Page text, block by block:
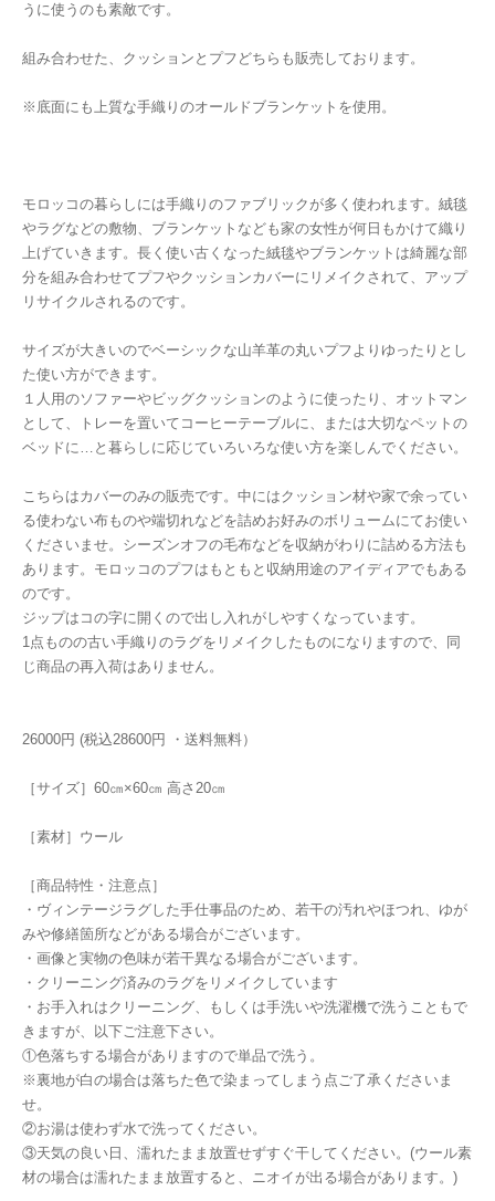
うに使うのも素敵です。
組み合わせた、クッションとプフどちらも販売しております。
※底面にも上質な手織りのオールドブランケットを使用。
モロッコの暮らしには手織りのファブリックが多く使われます。絨毯
やラグなどの敷物、ブランケットなども家の女性が何日もかけて織り
上げていきます。長く使い古くなった絨毯やブランケットは綺麗な部
分を組み合わせてプフやクッションカバーにリメイクされて、アップ
リサイクルされるのです。
サイズが大きいのでベーシックな山羊革の丸いプフよりゆったりとし
た使い方ができます。
１人用のソファーやビッグクッションのように使ったり、オットマン
として、トレーを置いてコーヒーテーブルに、または大切なペットの
ベッドに…と暮らしに応じていろいろな使い方を楽しんでください。
こちらはカバーのみの販売です。中にはクッション材や家で余ってい
る使わない布ものや端切れなどを詰めお好みのボリュームにてお使い
くださいませ。シーズンオフの毛布などを収納がわりに詰める方法も
あります。モロッコのプフはもともと収納用途のアイディアでもある
のです。
ジップはコの字に開くので出し入れがしやすくなっています。
1点ものの古い手織りのラグをリメイクしたものになりますので、同
じ商品の再入荷はありません。
26000円 (税込28600円 ・送料無料）
［サイズ］60㎝×60㎝ 高さ20㎝
［素材］ウール
［商品特性・注意点］
・ヴィンテージラグした手仕事品のため、若干の汚れやほつれ、ゆが
みや修繕箇所などがある場合がございます。
・画像と実物の色味が若干異なる場合がございます。
・クリーニング済みのラグをリメイクしています
・お手入れはクリーニング、もしくは手洗いや洗濯機で洗うこともで
きますが、以下ご注意下さい。
①色落ちする場合がありますので単品で洗う。
※裏地が白の場合は落ちた色で染まってしまう点ご了承くださいま
せ。
②お湯は使わず水で洗ってください。
③天気の良い日、濡れたまま放置せずすぐ干してください。(ウール素
材の場合は濡れたまま放置すると、ニオイが出る場合があります。)